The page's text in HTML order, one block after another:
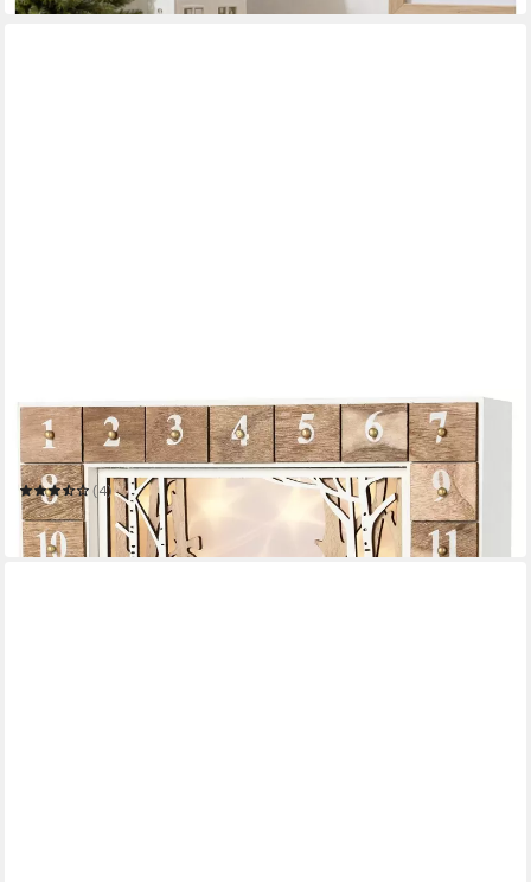
BRUBAKER
befüllbarer Adventskalender Wiederverwendbarer
Weihnachtskalender zum Befüllen
(4)
39,99 €
in 2-3 Werktagen bei dir